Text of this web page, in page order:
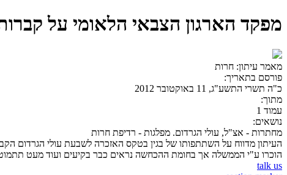
מפקד הארגון הצבאי הלאומי על
מאמר עיתון: חרות
פורסם בתאריך:
כ"ה תשרי התשע"ג, 11 באוקטובר 2012
מתוך:
עמוד 1
נושאים:
מחתרות - אצ"ל, עולי הגרדום. מפלגות - רדיפת חרות
הוכרו ע"י הממשלה אך בחומת ההכחשה נראים כבר בקיעים ועוד מעט תתמוטט
talk us